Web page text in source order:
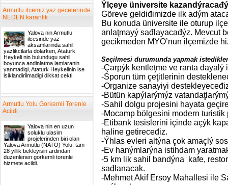
Ýlçeye üniversite
Göreve geldiđimizde ilk adým
Bu konuda üniversite ile oturup
anlaţmayý sađlayacađýz. Mevcut
gecikmeden MYO’nun ilçemizde
Seçilmesi durumunda yapmak
-Çarpýk kentleţme ve ranta
-Sporun tüm çeţitlerinin
-Organize sanayiyi
-Bütün kapýlarýmýz
-Sahil dolgu projesini hayata
-Mocamp bölgesini modern
-Etibank tesislerini içinde açýk
haline getireceđiz.
-Ýhlas evleri altýna çok amaçlý
-Ev hanýmlarýna istihdam
-5 km lik sahil bandýna kafe,
sađlanacak.
-Mehmet Akif Ersoy Mahallesi ile
Armutlu ilcemiz yaz gecelerinde
NEDEN karanlik
Yalova nin Armutlu
ilcesinde yaz
aksamlarinda sahil
yazlikcilarla dolarken, Ataturk
Heykeli nin bulundugu sahil
boyunca andinlatma lamlaranin
yanmadigi, Ataturk Heykelinin ise
isiklandirilmadigi dikkat cekti.
Armutlu Yolu Gorkemli Torenle
Acildi
Yalova nin en uzun
soluklu ulasim
projelerinden biri olan
Yalova Armutlu (NATO) Yolu, tam
28 yillik bekleyisin ardindan
duzenlenen gorkemli torenle
hizmete acildi.